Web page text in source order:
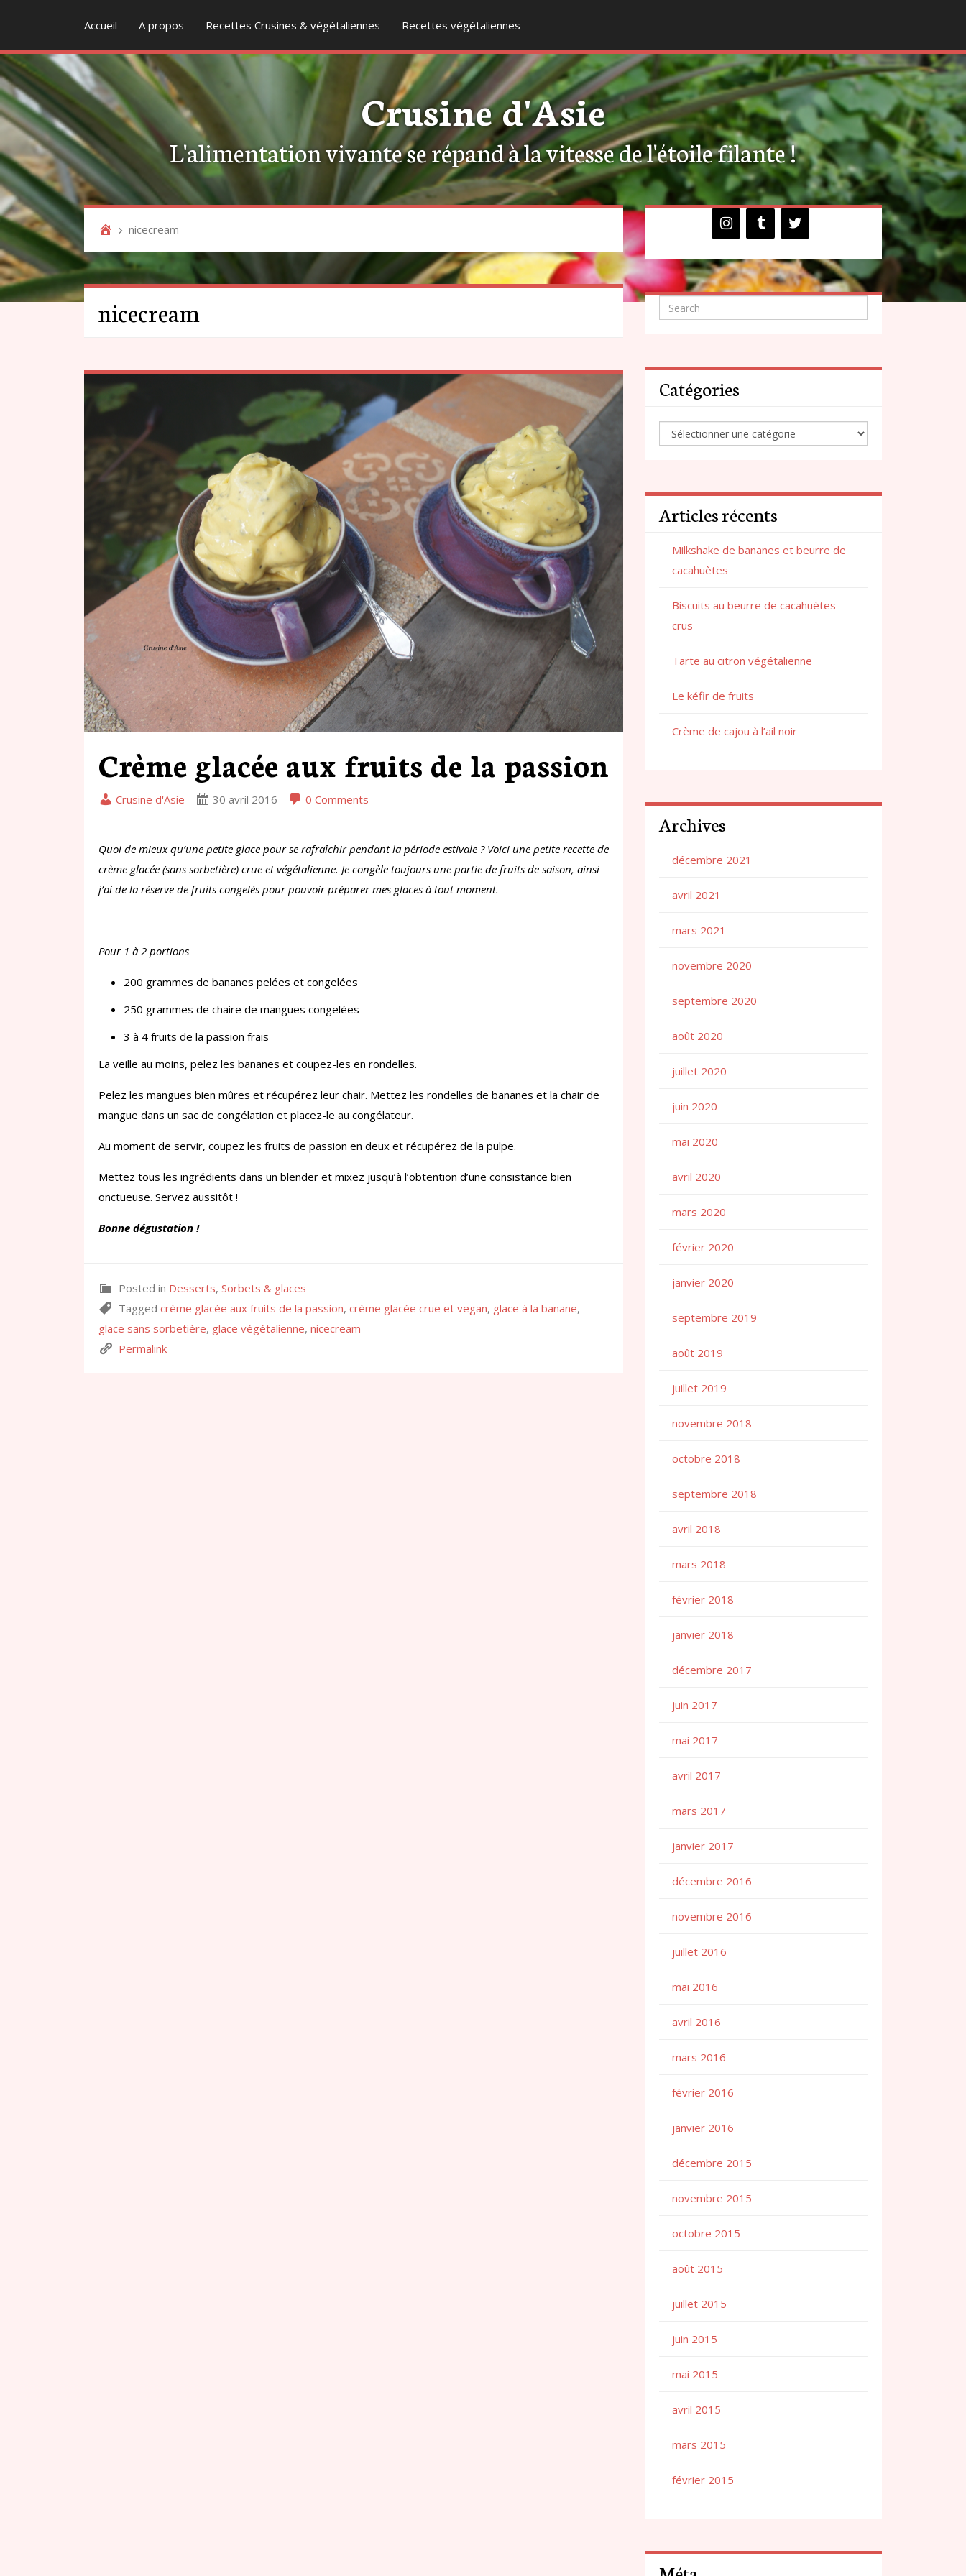
Accueil A propos Recettes Crusines & végétaliennes Recettes végétaliennes
Crusine d'Asie
L'alimentation vivante se répand à la vitesse de l'étoile filante !
nicecream
nicecream
Crème glacée aux fruits de la passion
Crusine d'Asie 30 avril 2016 0 Comments
Quoi de mieux qu’une petite glace pour se rafraîchir pendant la période estivale ? Voici une petite recette de
crème glacée (sans sorbetière) crue et végétalienne. Je congèle toujours une partie de fruits de saison, ainsi
j’ai de la réserve de fruits congelés pour pouvoir préparer mes glaces à tout moment.
Pour 1 à 2 portions
200 grammes de bananes pelées et congelées
250 grammes de chaire de mangues congelées
3 à 4 fruits de la passion frais
La veille au moins, pelez les bananes et coupez-les en rondelles.
Pelez les mangues bien mûres et récupérez leur chair. Mettez les rondelles de bananes et la chair de
mangue dans un sac de congélation et placez-le au congélateur.
Au moment de servir, coupez les fruits de passion en deux et récupérez de la pulpe.
Mettez tous les ingrédients dans un blender et mixez jusqu’à l’obtention d’une consistance bien
onctueuse. Servez aussitôt !
Bonne dégustation !
Posted in Desserts, Sorbets & glaces
Tagged crème glacée aux fruits de la passion, crème glacée crue et vegan, glace à la banane,
glace sans sorbetière, glace végétalienne, nicecream
Permalink
Catégories
Articles récents
Milkshake de bananes et beurre de
cacahuètes
Biscuits au beurre de cacahuètes
crus
Tarte au citron végétalienne
Le kéfir de fruits
Crème de cajou à l’ail noir
Archives
décembre 2021
avril 2021
mars 2021
novembre 2020
septembre 2020
août 2020
juillet 2020
juin 2020
mai 2020
avril 2020
mars 2020
février 2020
janvier 2020
septembre 2019
août 2019
juillet 2019
novembre 2018
octobre 2018
septembre 2018
avril 2018
mars 2018
février 2018
janvier 2018
décembre 2017
juin 2017
mai 2017
avril 2017
mars 2017
janvier 2017
décembre 2016
novembre 2016
juillet 2016
mai 2016
avril 2016
mars 2016
février 2016
janvier 2016
décembre 2015
novembre 2015
octobre 2015
août 2015
juillet 2015
juin 2015
mai 2015
avril 2015
mars 2015
février 2015